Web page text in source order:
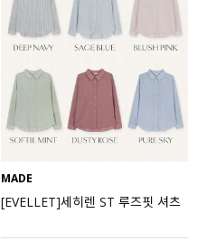
MADE
[EVELLET]세히렌 ST 루즈핏 셔츠